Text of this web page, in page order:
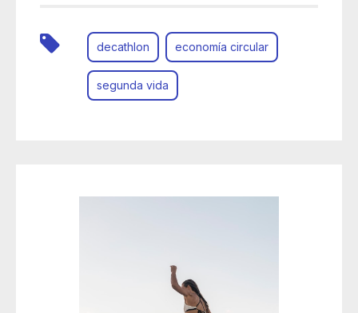
decathlon economía circular
segunda vida